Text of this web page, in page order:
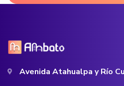
Avenida Atahualpa y Río